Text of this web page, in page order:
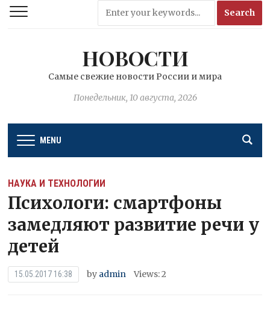
НОВОСТИ
Самые свежие новости России и мира
Понедельник, 10 августа, 2026
MENU
НАУКА И ТЕХНОЛОГИИ
Психологи: смартфоны
замедляют развитие речи у
детей
15.05.2017 16:38 by admin Views: 2